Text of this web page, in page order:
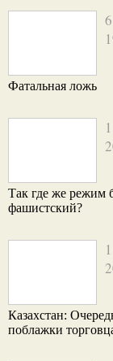
Фатальная ложь
Так где же режим
фашистский?
Казахстан:
поблажки